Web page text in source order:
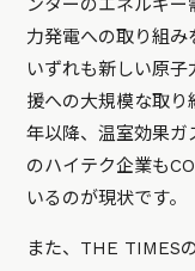
ンターのエネルギ
力発電への取り組
いずれも新しい原
援への大規模な取
年以降、温室効果
のハイテク企業も
いるのが現状です。
また、THE TIMES